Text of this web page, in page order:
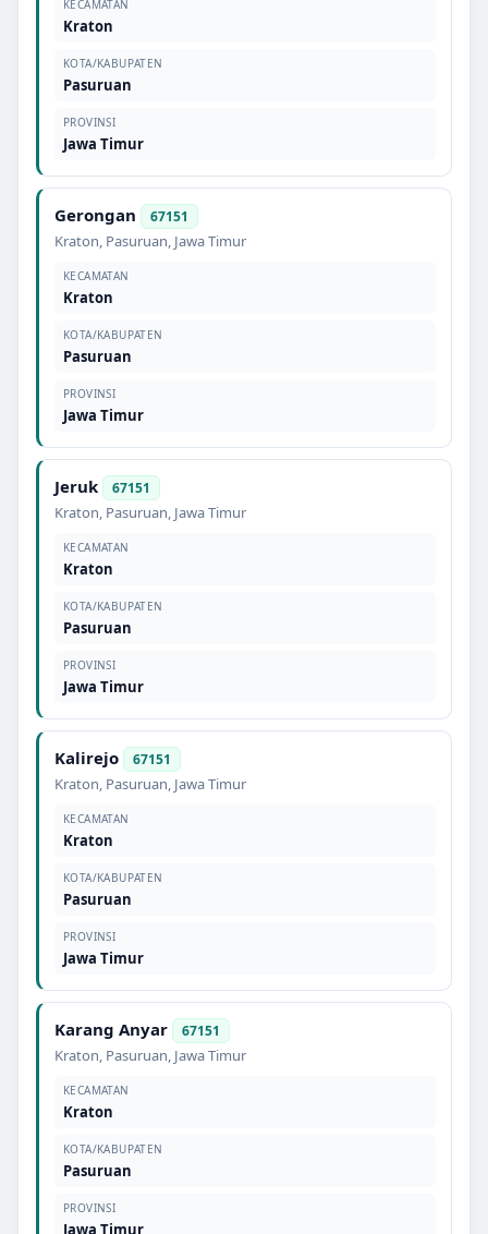
KECAMATAN
Kraton
KOTA/KABUPATEN
Pasuruan
PROVINSI
Jawa Timur
Gerongan 67151
Kraton, Pasuruan, Jawa Timur
KECAMATAN
Kraton
KOTA/KABUPATEN
Pasuruan
PROVINSI
Jawa Timur
Jeruk 67151
Kraton, Pasuruan, Jawa Timur
KECAMATAN
Kraton
KOTA/KABUPATEN
Pasuruan
PROVINSI
Jawa Timur
Kalirejo 67151
Kraton, Pasuruan, Jawa Timur
KECAMATAN
Kraton
KOTA/KABUPATEN
Pasuruan
PROVINSI
Jawa Timur
Karang Anyar 67151
Kraton, Pasuruan, Jawa Timur
KECAMATAN
Kraton
KOTA/KABUPATEN
Pasuruan
PROVINSI
Jawa Timur